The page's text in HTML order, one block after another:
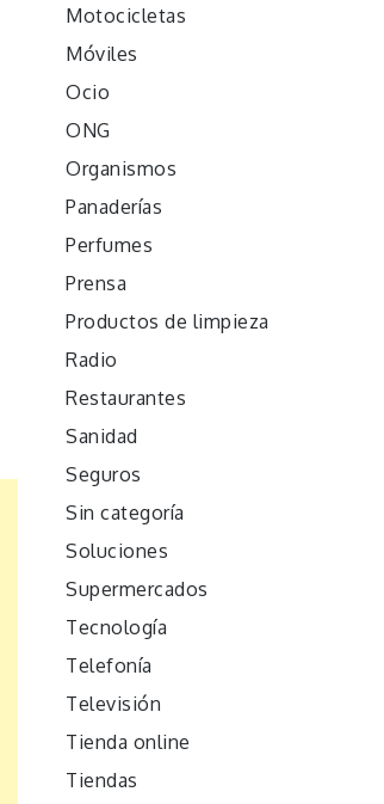
Motocicletas
Móviles
Ocio
ONG
Organismos
Panaderías
Perfumes
Prensa
Productos de limpieza
Radio
Restaurantes
Sanidad
Seguros
Sin categoría
Soluciones
Supermercados
Tecnología
Telefonía
Televisión
Tienda online
Tiendas